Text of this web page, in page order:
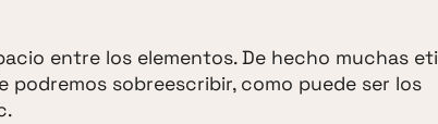
entre los elementos. De hecho muchas
sobreescribir, como puede ser los